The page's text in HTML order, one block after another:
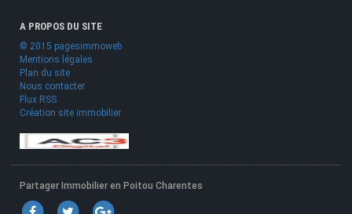
A PROPOS DU SITE
© 2015 pagesimmoweb
Mentions légales
Plan du site
Nous contacter
Flux RSS
Création site immobilier
Partager Immobilier en Poitou Charentes